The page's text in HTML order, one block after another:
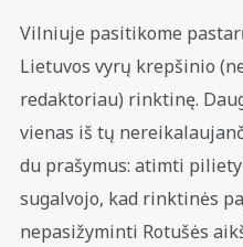
Vilniuje pasitikome
Lietuvos vyrų krepšinio
redaktoriau) rinktinę.
vienas iš tų
du prašymus: atimti
sugalvojo, kad rinktinės
nepasižyminti Rotušės